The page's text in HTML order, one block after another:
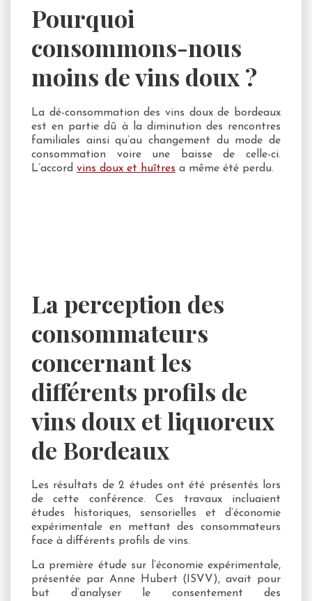
Pourquoi
consommons-nous
moins de vins doux ?
La dé-consommation des vins doux de bordeaux
est en partie dû à la diminution des rencontres
familiales ainsi qu’au changement du mode de
consommation voire une baisse de celle-ci.
L’accord vins doux et huîtres a même été perdu.
La perception des
consommateurs
concernant les
différents profils de
vins doux et liquoreux
de Bordeaux
Les résultats de 2 études ont été présentés lors
de cette conférence. Ces travaux incluaient
études historiques, sensorielles et d’économie
expérimentale en mettant des consommateurs
face à différents profils de vins.
La première étude sur l’économie expérimentale,
présentée par Anne Hubert (ISVV), avait pour
but d’analyser le consentement des